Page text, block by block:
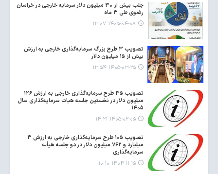
جلب بیش از ۳۰ میلیون دلار سرمایه خارجی در خراسان
رضوی طی ۳ ماه
۱۴۰۵-۰۴-۰۸ ۱۳:۰۷
تصویب ۳ طرح بزرگ سرمایه‌گذاری خارجی به ارزش
بیش از ۱۵ میلیون دلار
۱۴۰۵-۰۳-۲۵ ۱۳:۵۴
تصویب ۳۵ طرح سرمایه‌گذاری خارجی به ارزش ۱۲۶
میلیون دلار در نخستین جلسه هیات سرمایه‌گذاری سال
۱۴۰۵
۱۴۰۵-۰۲-۰۵ ۱۴:۲۱
تصویب ۱۰۵ طرح سرمایه‌گذاری خارجی به ارزش ۳
میلیارد و ۷۶۲ میلیون دلار در دو جلسه هیأت
سرمایه‌گذاری
۱۴۰۴-۱۱-۱۵ ۱۰:۱۰